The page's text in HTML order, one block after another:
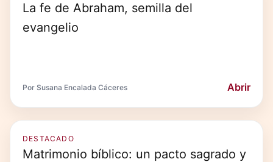
La fe de Abraham, semilla del
evangelio
Por Susana Encalada Cáceres Abrir
DESTACADO
Matrimonio bíblico: un pacto sagrado y